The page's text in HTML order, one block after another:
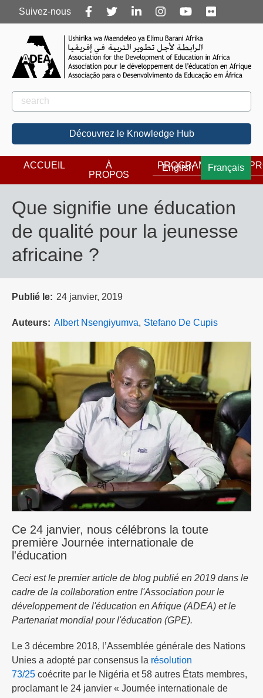
Follow
us
Suivez-nous
Rechercher
Rechercher
Découvrez le Knowledge Hub
English Français
ACCUEIL
À
PROPOS
PROGRAMMES
Que signifie une éducation
de qualité pour la jeunesse
africaine ?
Publié le 24 janvier, 2019
Auteurs Albert Nsengiyumva Stefano De Cupis
Ce 24 janvier, nous célébrons la toute
première Journée internationale de
l'éducation
Ceci est le premier article de blog publié en 2019 dans le
cadre de la collaboration entre l'Association pour le
développement de l'éducation en Afrique (ADEA) et le
Partenariat mondial pour l'éducation (GPE).
Le 3 décembre 2018, l’Assemblée générale des Nations
Unies a adopté par consensus la résolution
73/25 coécrite par le Nigéria et 58 autres États membres,
proclamant le 24 janvier « Journée internationale de